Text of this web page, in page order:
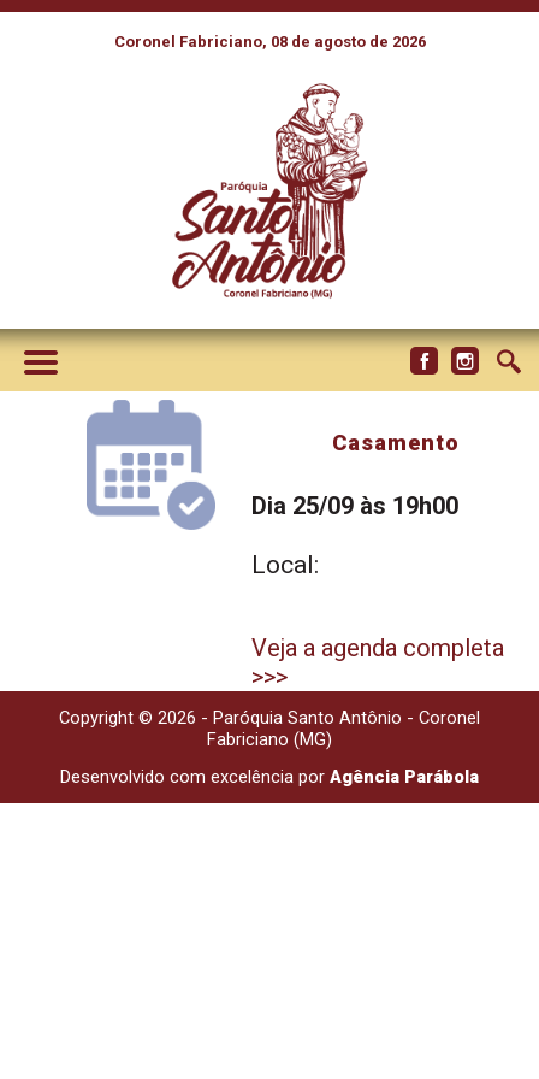
Coronel Fabriciano, 08 de agosto de 2026
Casamento
Dia 25/09 às 19h00
Local:
Veja a agenda completa
>>>
Copyright © 2026 - Paróquia Santo Antônio - Coronel
Fabriciano (MG)
Desenvolvido com excelência por Agência Parábola